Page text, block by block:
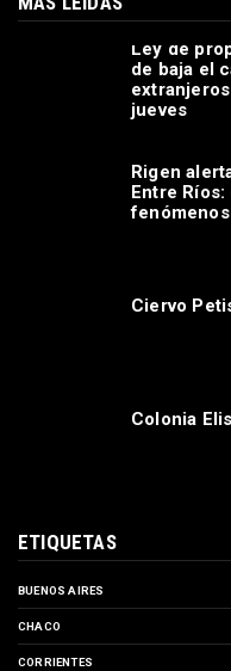
Ley de
de baja el
jueves
Rigen
Entre
Ciervo
Colonia
ETIQUETAS
BUENOS AIRES
CHACO
CORRIENTES